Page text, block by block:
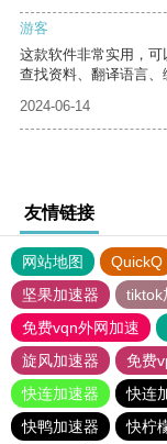
游客
这款软件非常实用，
查找资料、翻译语言、
2024-06-14
友情链接
网站地图 QuickQ
坚果加速器
tiktok
免费vqn外网加速
旋风加速器
免费
快连加速器
快连
快鸭加速器
快柠